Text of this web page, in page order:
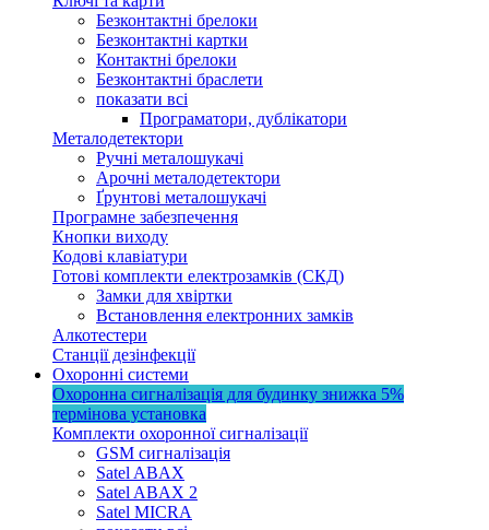
Безконтактні брелоки
Безконтактні картки
Контактні брелоки
Безконтактні браслети
показати всі
Програматори, дублікатори
Металодетектори
Ручні металошукачі
Арочні металодетектори
Ґрунтові металошукачі
Програмне забезпечення
Кнопки виходу
Кодові клавіатури
Готові комплекти електрозамків (СКД)
Замки для хвіртки
Встановлення електронних замків
Алкотестери
Станції дезінфекції
Охоронні системи
Охоронна сигналізація для будинку знижка 5%
термінова установка
Комплекти охоронної сигналізації
GSM сигналізація
Satel ABAX
Satel ABAX 2
Satel MICRA